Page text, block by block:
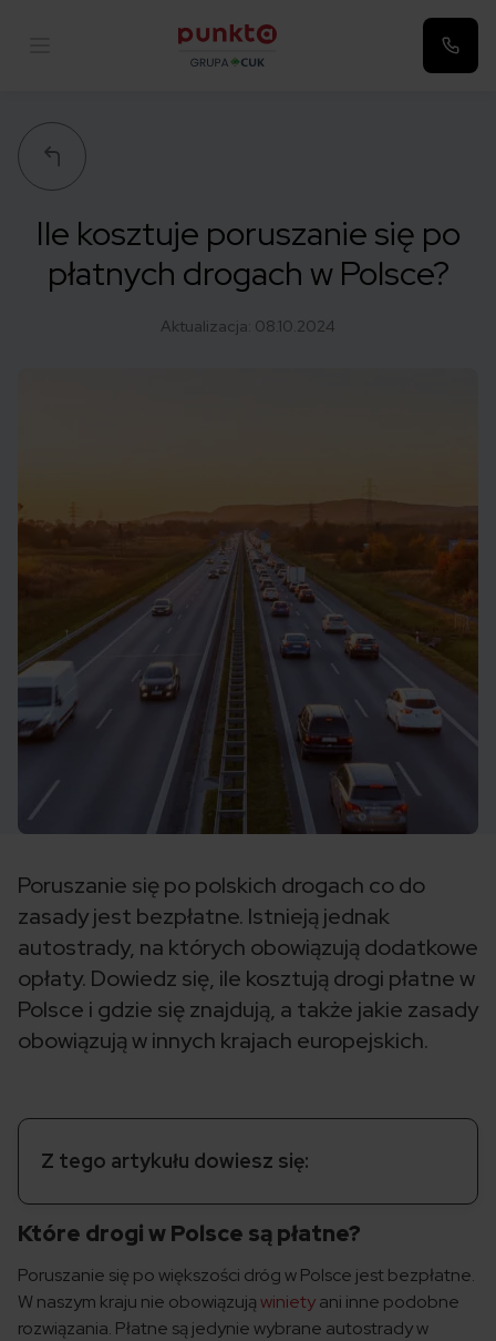
Ile kosztuje poruszanie się po
płatnych drogach w Polsce?
Aktualizacja: 08.10.2024
Poruszanie się po polskich drogach co do
zasady jest bezpłatne. Istnieją jednak
autostrady, na których obowiązują dodatkowe
opłaty. Dowiedz się, ile kosztują drogi płatne w
Polsce i gdzie się znajdują, a także jakie zasady
obowiązują w innych krajach europejskich.
Z tego artykułu dowiesz się:
Które drogi w Polsce są płatne?
Poruszanie się po większości dróg w Polsce jest bezpłatne.
W naszym kraju nie obowiązująwinietyani inne podobne
rozwiązania. Płatne są jedynie wybrane autostrady w